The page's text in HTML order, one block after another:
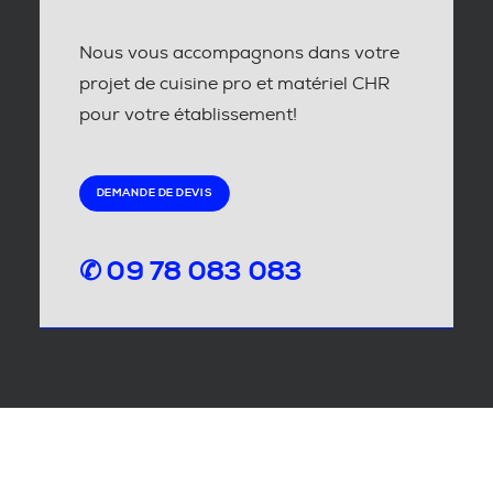
Nous vous accompagnons dans votre
projet de cuisine pro et matériel CHR
pour votre établissement!
DEMANDE DE DEVIS
✆ 09 78 083 083